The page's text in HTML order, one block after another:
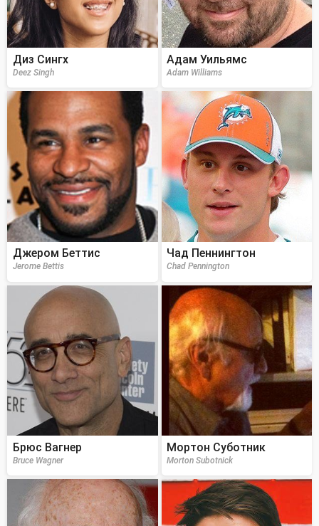
Диз Сингх
Deez Singh
Адам Уильямс
Adam Williams
Джером Беттис
Jerome Bettis
Чад Пеннингтон
Chad Pennington
Брюс Вагнер
Bruce Wagner
Мортон Суботник
Morton Subotnick